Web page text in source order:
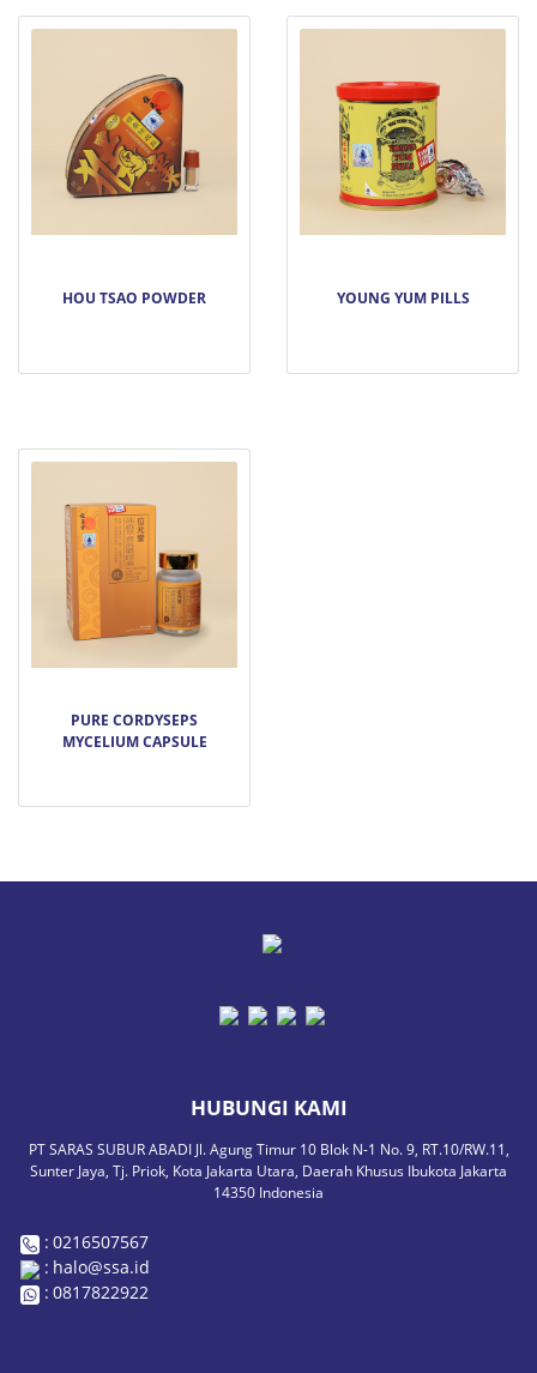
HOU TSAO POWDER YOUNG YUM PILLS
PURE CORDYSEPS
MYCELIUM CAPSULE
HUBUNGI KAMI
PT SARAS SUBUR ABADI Jl. Agung Timur 10 Blok N-1 No. 9, RT.10/RW.11,
Sunter Jaya, Tj. Priok, Kota Jakarta Utara, Daerah Khusus Ibukota Jakarta
14350 Indonesia
: 0216507567
: halo@ssa.id
: 0817822922